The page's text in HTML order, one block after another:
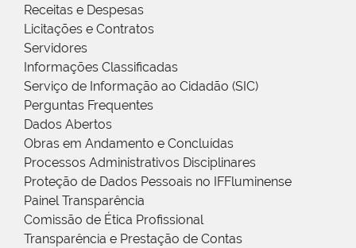
Receitas e Despesas
Licitações e Contratos
Servidores
Informações Classificadas
Serviço de Informação ao Cidadão (SIC)
Perguntas Frequentes
Dados Abertos
Obras em Andamento e Concluídas
Processos Administrativos Disciplinares
Proteção de Dados Pessoais no IFFluminense
Painel Transparência
Comissão de Ética Profissional
Transparência e Prestação de Contas